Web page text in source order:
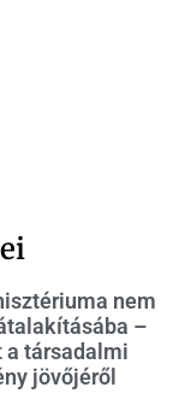
nem
–
a társadalmi
jövőjéről